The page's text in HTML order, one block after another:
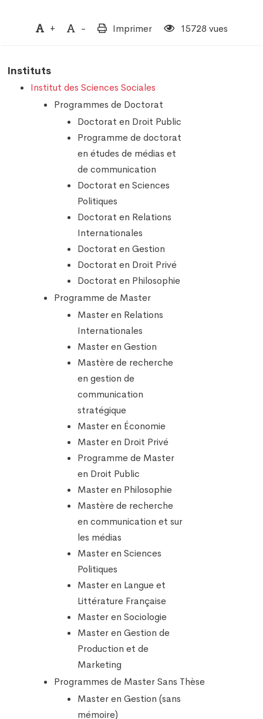
+ - Imprimer 15728 vues
Instituts
Institut des Sciences Sociales
Programmes de Doctorat
Doctorat en Droit Public
Programme de doctorat
en études de médias et
de communication
Doctorat en Sciences
Politiques
Doctorat en Relations
Internationales
Doctorat en Gestion
Doctorat en Droit Privé
Doctorat en Philosophie
Programme de Master
Master en Relations
Internationales
Master en Gestion
Mastère de recherche
en gestion de
communication
stratégique
Master en Économie
Master en Droit Privé
Programme de Master
en Droit Public
Master en Philosophie
Mastère de recherche
en communication et sur
les médias
Master en Sciences
Politiques
Master en Langue et
Littérature Française
Master en Sociologie
Master en Gestion de
Production et de
Marketing
Programmes de Master Sans Thèse
Master en Gestion (sans
mémoire)